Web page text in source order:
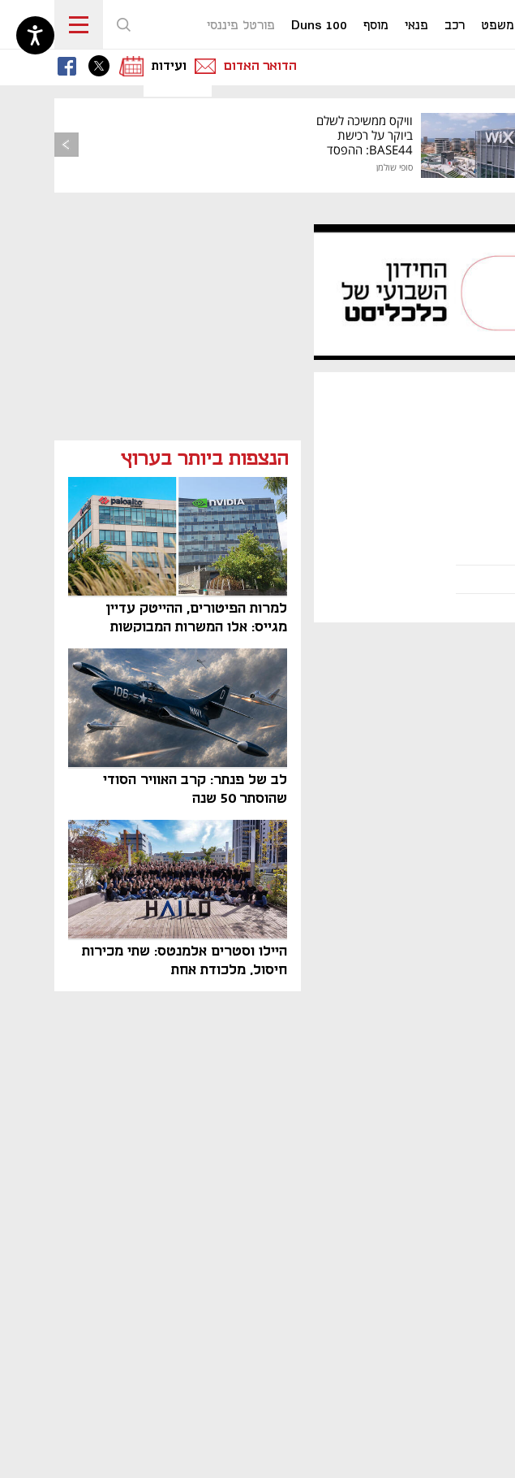
משפט רכב פנאי מוסף Duns 100 פורטל פיננסי
נפתח בכרטיסייה חדשה
נפתח בכרטיסייה חדשה
ועידות
נפתח בכרטיסייה חדשה
הדואר האדום
וויקס ממשיכה לשלם
ביוקר על רכישת
BASE44: ההפסד
סופי שולמן
הנצפות ביותר בערוץ
למרות הפיטורים, ההייטק עדיין
מגייס: אלו המשרות המבוקשות
והטיפים שיביאו אתכם לשם
לב של פנתר: קרב האוויר הסודי
שהוסתר 50 שנה
היילו וסטרים אלמנטס: שתי מכירות
חיסול, מלכודת אחת